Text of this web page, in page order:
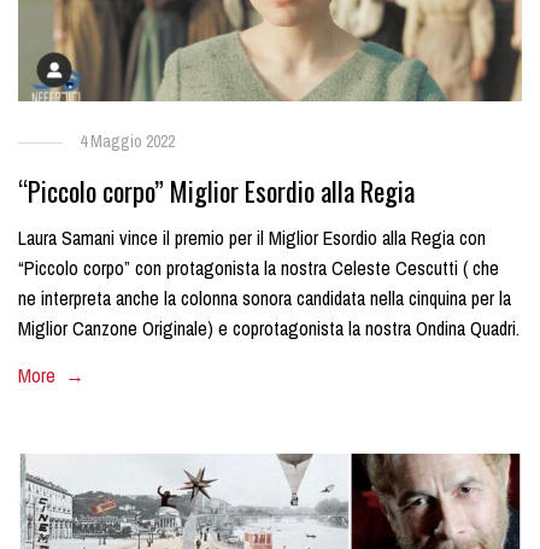
4 Maggio 2022
“Piccolo corpo” Miglior Esordio alla Regia
Laura Samani vince il premio per il Miglior Esordio alla Regia con
“Piccolo corpo” con protagonista la nostra Celeste Cescutti ( che
ne interpreta anche la colonna sonora candidata nella cinquina per la
Miglior Canzone Originale) e coprotagonista la nostra Ondina Quadri.
More →